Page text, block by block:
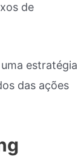
de
estratégia
das ações